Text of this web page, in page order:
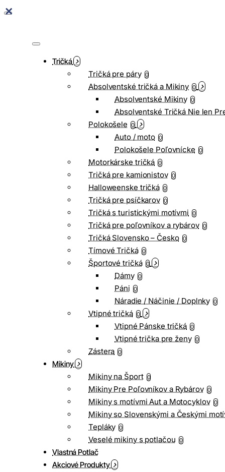
Tričká
Tričká pre páry 0
Absolventské tričká a Mikiny 0
Absolventské Mikiny 0
Absolventské Tričká Nie len
Polokošele 0
Auto / moto 0
Polokošele Poľovnícke 0
Motorkárske tričká 0
Tričká pre kamionistov 0
Halloweenske tričká 0
Tričká pre psíčkarov 0
Tričká s turistickými motívmi 0
Tričká pre poľovníkov a rybárov 0
Tričká Slovensko – Česko 0
Tímové Tričká 0
Športové tričká 0
Dámy 0
Páni 0
Náradie / Náčinie / Doplnky 0
Vtipné tričká 0
Vtipné Pánske tričká 0
Vtipné trička pre ženy 0
Zástera 0
Mikiny
Mikiny na Šport 0
Mikiny Pre Poľovníkov a Rybárov 0
Mikiny s motívmi Aut a Motocyklov 0
Mikiny so Slovenskými a Českými
Tepláky 0
Veselé mikiny s potlačou 0
Vlastná Potlač
Akciové Produkty